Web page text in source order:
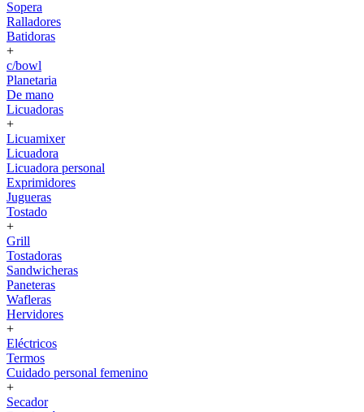
Sopera
Ralladores
Batidoras
+
c/bowl
Planetaria
De mano
Licuadoras
+
Licuamixer
Licuadora
Licuadora personal
Exprimidores
Jugueras
Tostado
+
Grill
Tostadoras
Sandwicheras
Paneteras
Wafleras
Hervidores
+
Eléctricos
Termos
Cuidado personal femenino
+
Secador